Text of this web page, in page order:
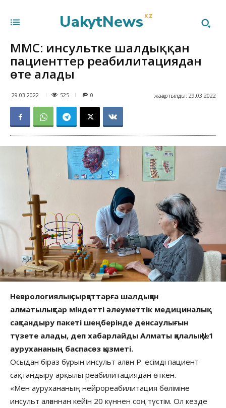
UakytNews KZ
МӘМС: инсультке шалдыққан
пациенттер реабилитациядан
өте алады
29.03.2022 525 жаңартылды: 29.03.2022
0
Неврологиялық сырқаттарға шалдыққан
алматылықтар міндетті әлеуметтік медициналық
сақтандыру пакеті шеңберінде денсаулығын
түзете алады, деп хабарлайды Алматы қалалық №1
аурухананың баспасөз қызметі.
Осыдан біраз бұрын инсульт алған Р. есімді пациент
сақтандыру арқылы реабилитациядан өткен.
«Мен аурухананың нейрореабилитация бөліміне
инсульт алғаннан кейін 20 күннен соң түстім. Ол кезде